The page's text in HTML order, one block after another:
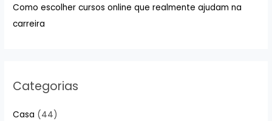
:Como escolher cursos online que realmente ajudam na
carreira
Categorias
Casa (44)